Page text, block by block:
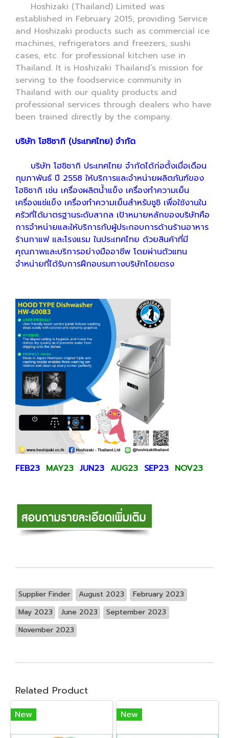
Hoshizaki (Thailand) Limited was
established in February 2015, providing Service
and Hoshizaki products such as commercial ice
machines, refrigerators and freezers, sushi
cases, etc. for professional kitchen use in
Thailand. It is Hoshizaki Thailand’s mission for
serving to the foodservice community in
Thailand with our quality products and
professional services through dealers who have
been trained directly by the company.
บริษัท โฮชิซากิ (ประเทศไทย) จำกัด
บริษัท โฮชิซากิ ประเทศไทย จำกัดได้ก่อตั้งเมื่อเดือน
กุมภาพันธ์ ปี 2558 ให้บริการและจำหน่ายผลิตภันฑ์ของ
โฮชิซากิ เช่น เครื่องผลิตน้ำแข็ง เครื่องทำความเย็น
เครื่องแช่แข็ง เครื่องทำความเย็นสำหรับชูชิ เพื่อใช้งานใน
ครัวที่ได้มาตรฐานระดับสากล เป้าหมายหลักของบริษัทคือ
การจำหน่ายและให้บริการกับผู้ประกอบการด้านร้านอาหาร
ร้านกาแฟ และโรงแรม ในประเทศไทย ด้วยสินค้าที่มี
คุณภาพและบริการอย่างมืออาชีพ โดยผ่านตัวแทน
จำหน่ายที่ได้รับการฝึกอบรมทางบริษัทโดยตรง
FEB23 MAY23 JUN23 AUG23 SEP23 NOV23
Supplier Finder August 2023
February 2023
May 2023
June 2023
September 2023
November 2023
Related Product
New New